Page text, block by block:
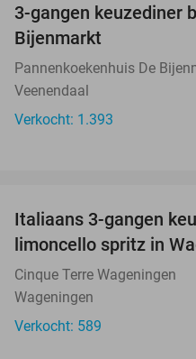
3-gangen keuzediner
Bijenmarkt
Pannenkoekenhuis De
Veenendaal
Verkocht: 1.393
Italiaans 3-gangen
limoncello spritz in
Cinque Terre Wageningen
Wageningen
Verkocht: 589